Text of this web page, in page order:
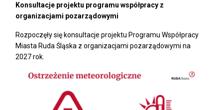
Konsultacje projektu programu współpracy z
organizacjami pozarządowymi
Rozpoczęły się konsultacje projektu Programu Współpracy
Miasta Ruda Śląska z organizacjami pozarządowymi na
2027 rok.